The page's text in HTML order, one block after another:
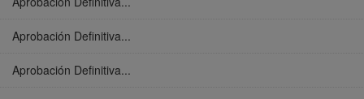
Aprobación Definitiva...
Aprobación Definitiva...